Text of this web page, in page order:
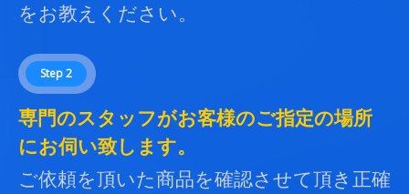
をお教えください。
Step 2
専門のスタッフがお客様のご指定の場所
にお伺い致します。
ご依頼を頂いた商品を確認させて頂き正確